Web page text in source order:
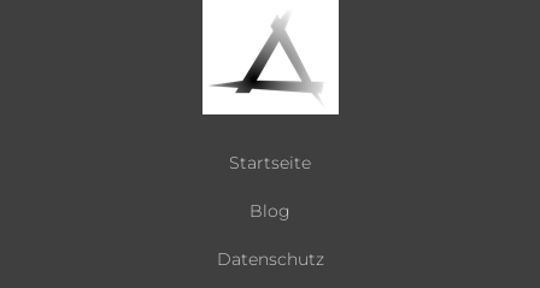
Startseite
Blog
Datenschutz